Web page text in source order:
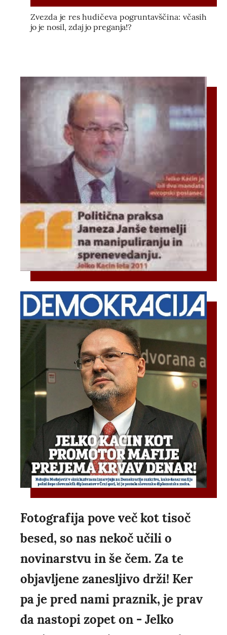
Zvezda je res hudičeva pogruntavščina: včasih
jo je nosil, zdaj jo preganja!?
Fotografija pove več kot tisoč
besed, so nas nekoč učili o
novinarstvu in še čem. Za te
objavljene zanesljivo drži! Ker
pa je pred nami praznik, je prav
da nastopi zopet on - Jelko